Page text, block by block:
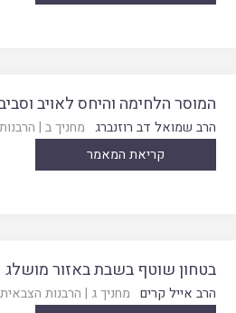
המוסר הלחימה והיחס לאויב
הרב שמואל דב רוזנברג מחניך ב |
קריאת המאמר
בטחון שוטף בשבת באזור מושלג
הרב אייל קרים מחניך ג | הרבנות הצבאית